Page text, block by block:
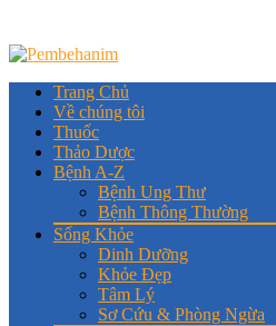
Trang Chủ
Về chúng tôi
Thuốc
Thảo Dược
Bệnh A-Z
Bệnh Ung Thư
Bệnh Thông Thường
Sống Khỏe
Dinh Dưỡng
Khỏe Đẹp
Tâm Lý
Sơ Cứu & Phòng Ngừa